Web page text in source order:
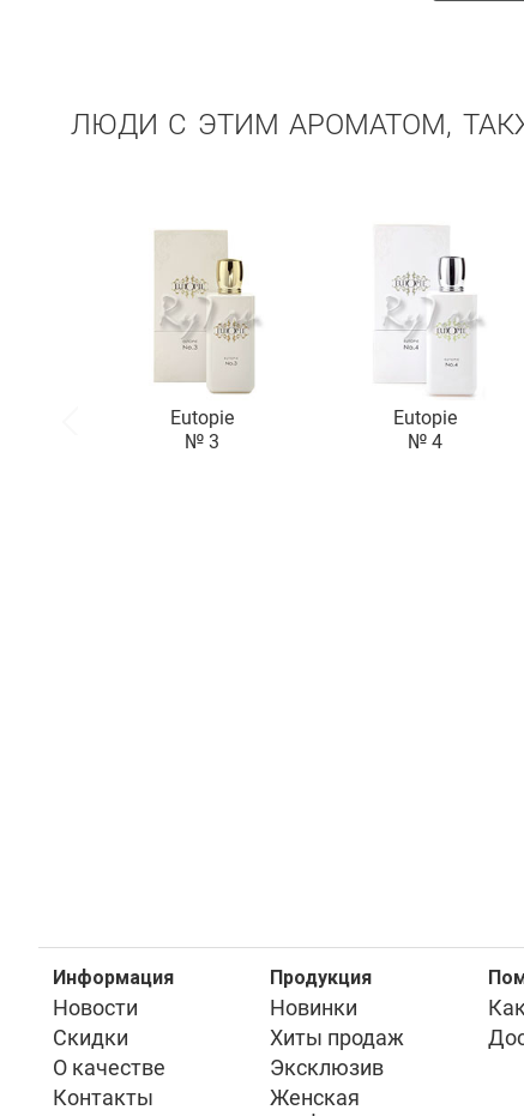
ЛЮДИ С ЭТИМ АРОМАТОМ,
Eutopie
№ 3
Eutopie
№ 4
Информация
Новости
Скидки
О качестве
Контакты
Продукция
Новинки
Хиты продаж
Эксклюзив
Женская